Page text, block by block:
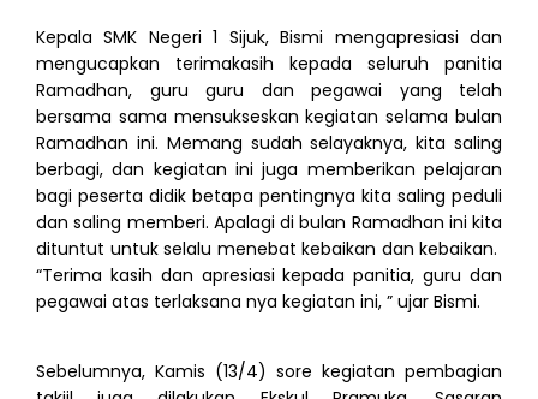
Kepala SMK Negeri 1 Sijuk, Bismi mengapresiasi dan
mengucapkan terimakasih kepada seluruh panitia
Ramadhan, guru guru dan pegawai yang telah
bersama sama mensukseskan kegiatan selama bulan
Ramadhan ini. Memang sudah selayaknya, kita saling
berbagi, dan kegiatan ini juga memberikan pelajaran
bagi peserta didik betapa pentingnya kita saling peduli
dan saling memberi. Apalagi di bulan Ramadhan ini kita
dituntut untuk selalu menebat kebaikan dan kebaikan.
“Terima kasih dan apresiasi kepada panitia, guru dan
pegawai atas terlaksana nya kegiatan ini, ” ujar Bismi.
Sebelumnya, Kamis (13/4) sore kegiatan pembagian